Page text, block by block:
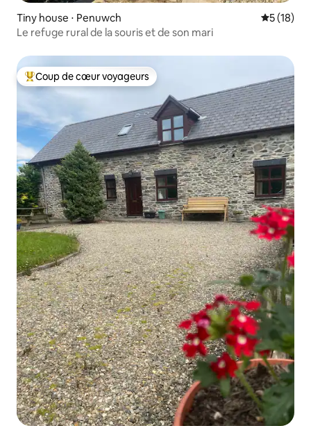
Tiny house ⋅ Penuwch
5 (18)
Le refuge rural de la souris et de son mari
Coups de cœur voyageurs les plus appréciés
Coup de cœur voyageurs